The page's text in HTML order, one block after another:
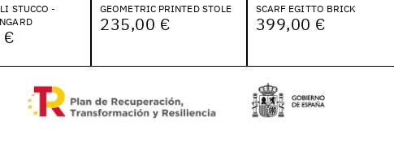
STUCCO -
€
GEOMETRIC PRINTED STOLE
235,00 €
SCARF EGITTO BRICK
399,00 €